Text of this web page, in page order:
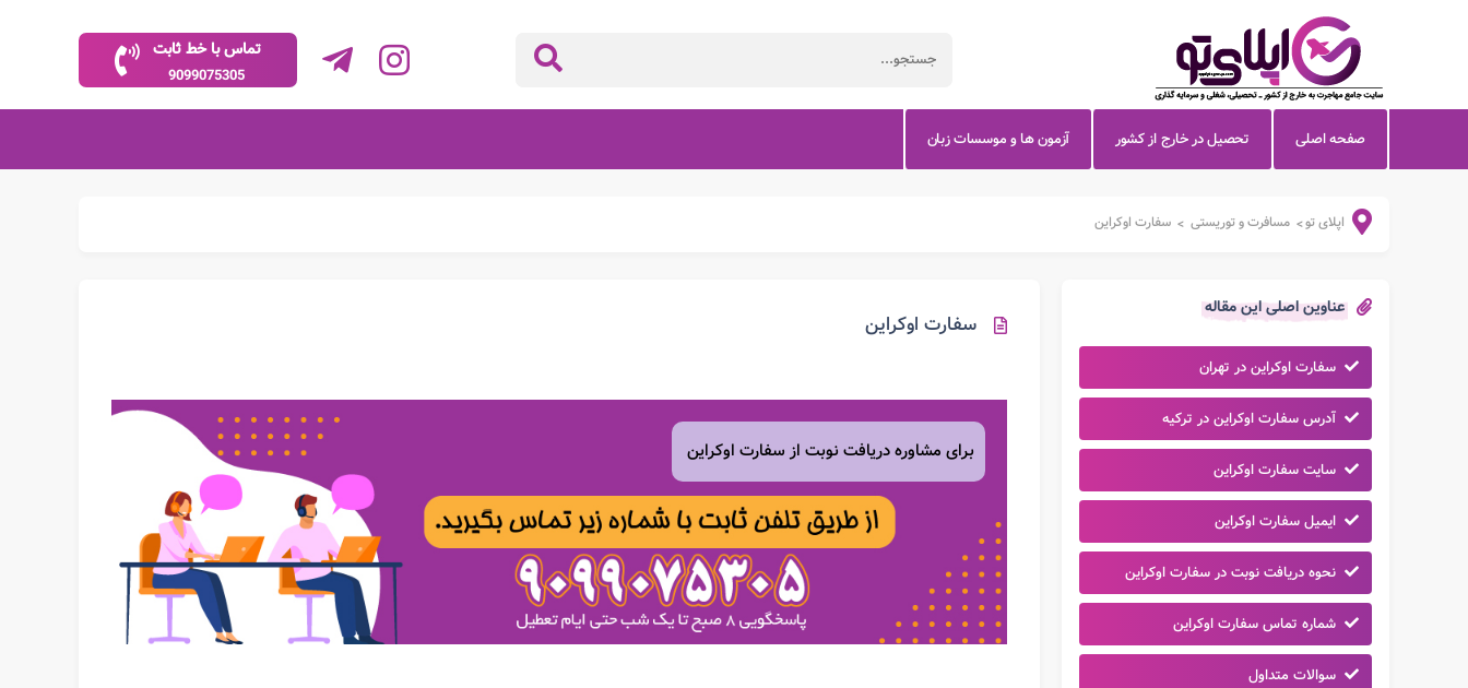
تماس با خط ثابت
9099075305
صفحه اصلی تحصیل در خارج از کشور آزمون ها و موسسات زبان
اپلای تو> مسافرت و توریستی > سفارت اوکراین
عناوین اصلی این مقاله
سفارت اوکراین در تهران
آدرس سفارت اوکراین در ترکیه
سایت سفارت اوکراین
ایمیل سفارت اوکراین
نحوه دریافت نوبت در سفارت اوکراین
شماره تماس سفارت اوکراین
سوالات متداول
سفارت اوکراین
برای مشاوره دریافت نوبت از سفارت اوکراین